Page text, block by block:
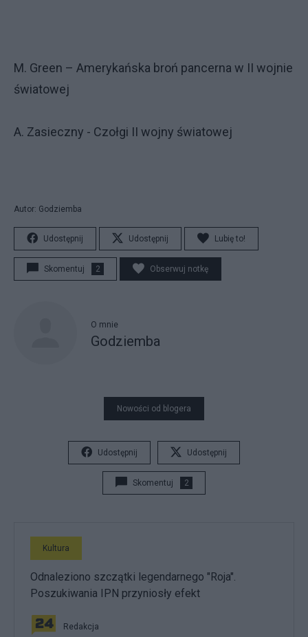
M. Green – Amerykańska broń pancerna w II wojnie
światowej
A. Zasieczny - Czołgi II wojny światowej
Autor: Godziemba
Udostępnij Udostępnij Lubię to!
Skomentuj 2 Obserwuj notkę
O mnie
Godziemba
Nowości od blogera
Udostępnij Udostępnij
Skomentuj 2
Kultura
Odnaleziono szczątki legendarnego "Roja".
Poszukiwania IPN przyniosły efekt
Redakcja